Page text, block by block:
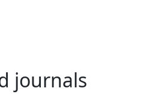
journals